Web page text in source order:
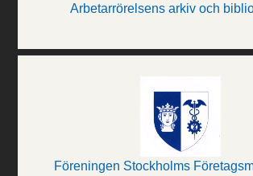
Arbetarrörelsens arkiv och
Föreningen Stockholms